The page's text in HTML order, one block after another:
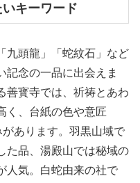
キーワード
九頭龍」「蛇紋石」など
記念の一品に出会えま
善寳寺では、祈祷とあわ
く、台紙の色や意匠
があります。羽黒山域で
た品、湯殿山では秘域の
人気。白蛇由来の社で